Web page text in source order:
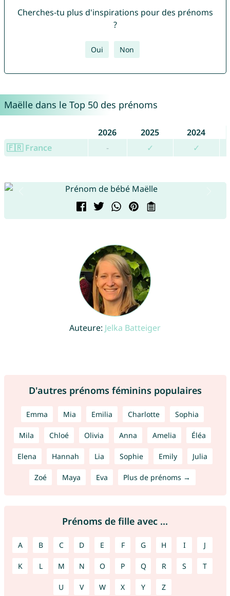
Cherches-tu plus d'inspirations pour des prénoms
?
Oui Non
Maëlle dans le Top 50 des prénoms
2026 2025
2024
🇫🇷 France
- ✓ ✓
Auteure: Jelka Batteiger
D'autres prénoms féminins populaires
Emma Mia Emilia Charlotte Sophia
Mila Chloé Olivia Anna Amelia Éléa
Elena Hannah Lia Sophie Emily Julia
Zoé Maya Eva Plus de prénoms →
Prénoms de fille avec ...
A B C D E F G H I J
K L M N O P Q R S T
U V W X Y Z